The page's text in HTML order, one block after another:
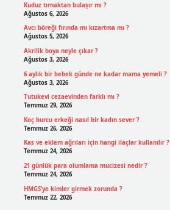
Kuduz tırnaktan bulaşır mı ?
Ağustos 6, 2026
Avcı böreği fırında mı kızartma mı ?
Ağustos 5, 2026
Akrilik boya neyle çıkar ?
Ağustos 3, 2026
6 aylık bir bebek günde ne kadar mama yemeli ?
Ağustos 3, 2026
Tutukevi cezaevinden farklı mı ?
Temmuz 29, 2026
Koç burcu erkeği nasıl bir kadın sever ?
Temmuz 26, 2026
Kas ve eklem ağrıları için hangi ilaçlar kullanılır ?
Temmuz 24, 2026
21 günlük para olumlama mucizesi nedir ?
Temmuz 24, 2026
HMGS’ye kimler girmek zorunda ?
Temmuz 22, 2026